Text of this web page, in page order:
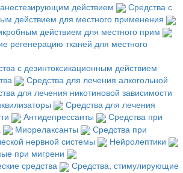
действием
Средства с
действием для местного применения
действием для местного прим
регенерацию тканей для местного
с дезинтоксикационным действием
Средства для лечения алкогольной
для лечения никотиновой зависимости
Средства для лечения
Антидепрессанты
Средства при
Миорелаксанты
Средства при
нервной системы
Нейролептики
при мигрени
средства
Средства, стимулирующие